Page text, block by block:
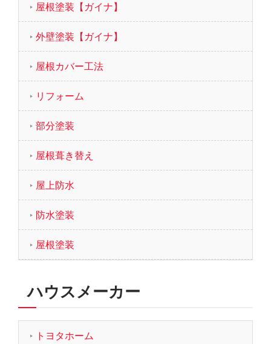
屋根塗装【ガイナ】
外壁塗装【ガイナ】
屋根カバー工法
リフォーム
部分塗装
屋根葺き替え
屋上防水
防水塗装
屋根塗装
ハウスメーカー
トヨタホーム